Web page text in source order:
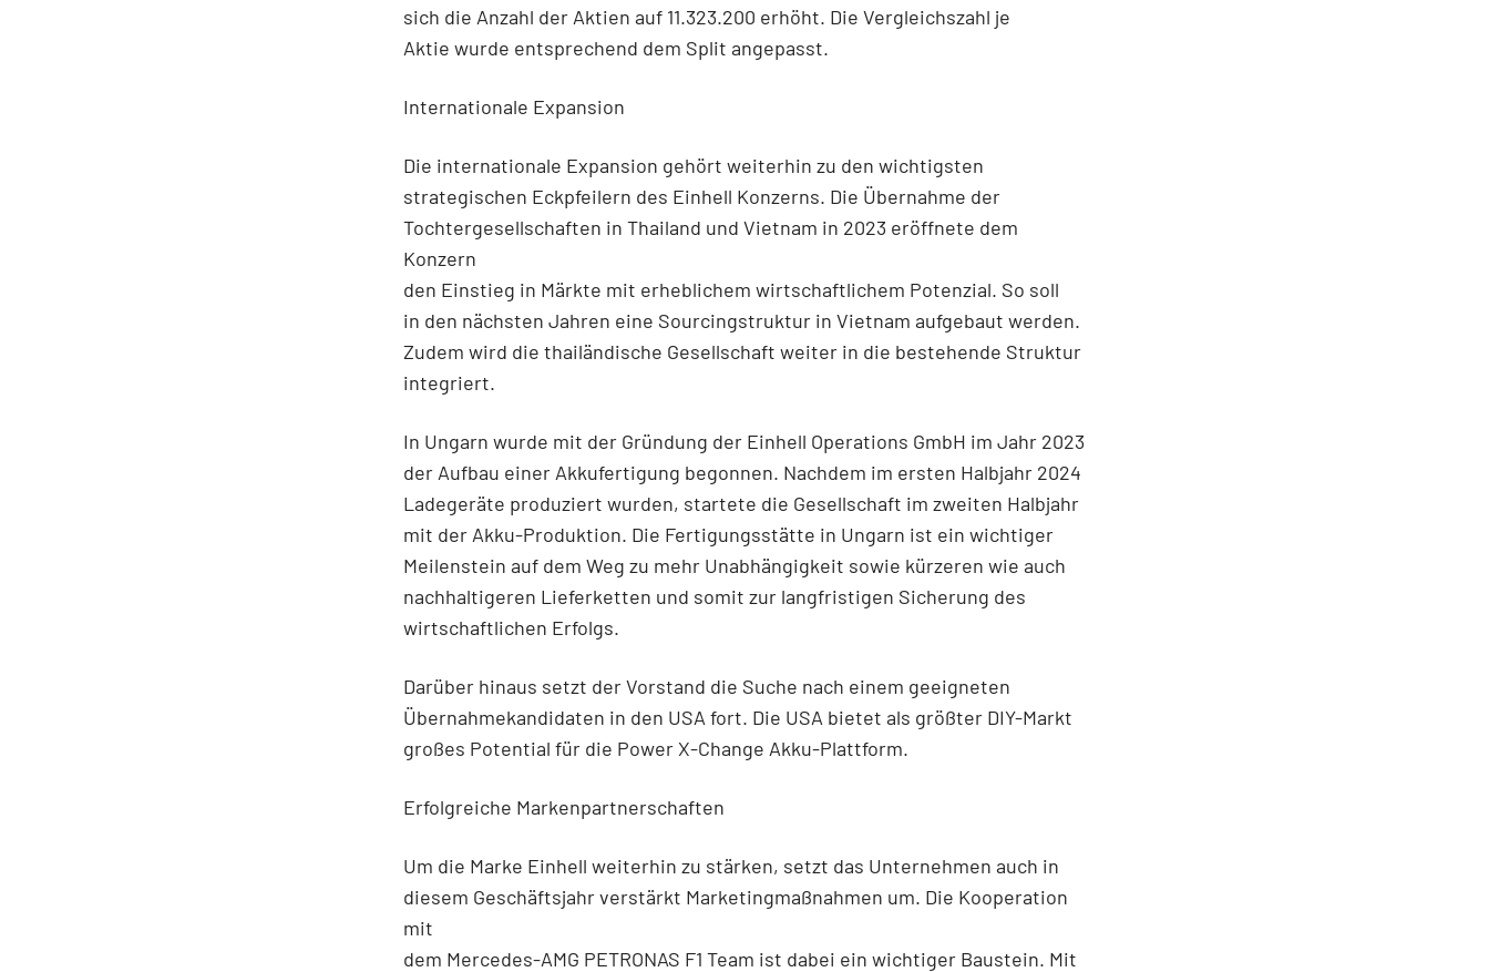
sich die Anzahl der Aktien auf 11.323.200 erhöht. Die Vergleichszahl je
Aktie wurde entsprechend dem Split angepasst.
Internationale Expansion
Die internationale Expansion gehört weiterhin zu den wichtigsten
strategischen Eckpfeilern des Einhell Konzerns. Die Übernahme der
Tochtergesellschaften in Thailand und Vietnam in 2023 eröffnete dem
Konzern
den Einstieg in Märkte mit erheblichem wirtschaftlichem Potenzial. So soll
in den nächsten Jahren eine Sourcingstruktur in Vietnam aufgebaut werden.
Zudem wird die thailändische Gesellschaft weiter in die bestehende Struktur
integriert.
In Ungarn wurde mit der Gründung der Einhell Operations GmbH im Jahr 2023
der Aufbau einer Akkufertigung begonnen. Nachdem im ersten Halbjahr 2024
Ladegeräte produziert wurden, startete die Gesellschaft im zweiten Halbjahr
mit der Akku-Produktion. Die Fertigungsstätte in Ungarn ist ein wichtiger
Meilenstein auf dem Weg zu mehr Unabhängigkeit sowie kürzeren wie auch
nachhaltigeren Lieferketten und somit zur langfristigen Sicherung des
wirtschaftlichen Erfolgs.
Darüber hinaus setzt der Vorstand die Suche nach einem geeigneten
Übernahmekandidaten in den USA fort. Die USA bietet als größter DIY-Markt
großes Potential für die Power X-Change Akku-Plattform.
Erfolgreiche Markenpartnerschaften
Um die Marke Einhell weiterhin zu stärken, setzt das Unternehmen auch in
diesem Geschäftsjahr verstärkt Marketingmaßnahmen um. Die Kooperation
mit
dem Mercedes-AMG PETRONAS F1 Team ist dabei ein wichtiger Baustein. Mit